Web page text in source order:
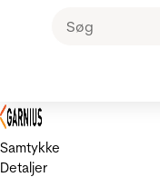
Samtykke
Detaljer